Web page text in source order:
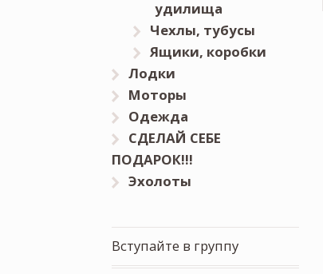
удилища
Чехлы, тубусы
Ящики, коробки
Лодки
Моторы
Одежда
СДЕЛАЙ СЕБЕ
ПОДАРОК!!!
Эхолоты
Вступайте в группу